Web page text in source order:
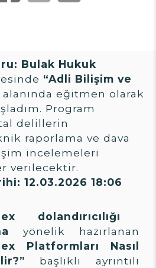
Bulak Hukuk
“Adli Bilişim ve
alanında eğitmen olarak
Program
delillerin
raporlama ve dava
incelemeleri
verilecektir.
12.03.2026 18:06
dolandırıcılığı
yönelik hazırlanan
Platformları Nasıl
başlıklı ayrıntılı